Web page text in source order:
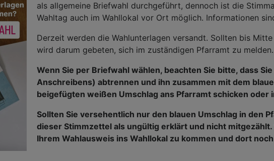
als allgemeine Briefwahl durchgeführt, dennoch ist die
Wahltag auch im Wahllokal vor Ort möglich. Informationen
Derzeit werden die Wahlunterlagen versandt. Sollten bis
wird darum gebeten, sich im zuständigen Pfarramt zu melden.
Wenn Sie per Briefwahl wählen, beachten Sie bitte, dass
Anschreibens) abtrennen und ihn zusammen mit dem
beigefügten weißen Umschlag ans Pfarramt schicken oder
Sollten Sie versehentlich nur den blauen Umschlag in den
dieser Stimmzettel als ungültig erklärt und nicht
Ihrem Wahlausweis ins Wahllokal zu kommen und dort